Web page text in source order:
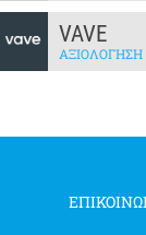
VAVE
ΑΞΙΟΛΌΓΗΣΗ